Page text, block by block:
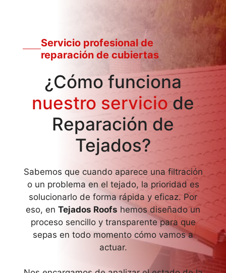
Servicio profesional de
reparación de cubiertas
¿Cómo funciona
nuestro servicio de
Reparación de
Tejados?
Sabemos que cuando aparece una filtración
o un problema en el tejado, la prioridad es
solucionarlo de forma rápida y eficaz. Por
eso, en Tejados Roofs hemos diseñado un
proceso sencillo y transparente para que
sepas en todo momento cómo vamos a
actuar.